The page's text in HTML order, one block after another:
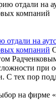
отдали на
компаний
при
С тех пор